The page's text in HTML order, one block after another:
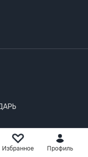
Избранное Профиль